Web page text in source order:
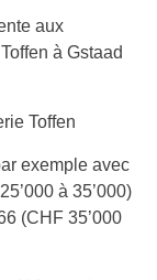
aux
à Gstaad
Toffen
exemple avec
à 35’000)
(CHF 35’000